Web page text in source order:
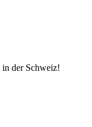
in der Schweiz!